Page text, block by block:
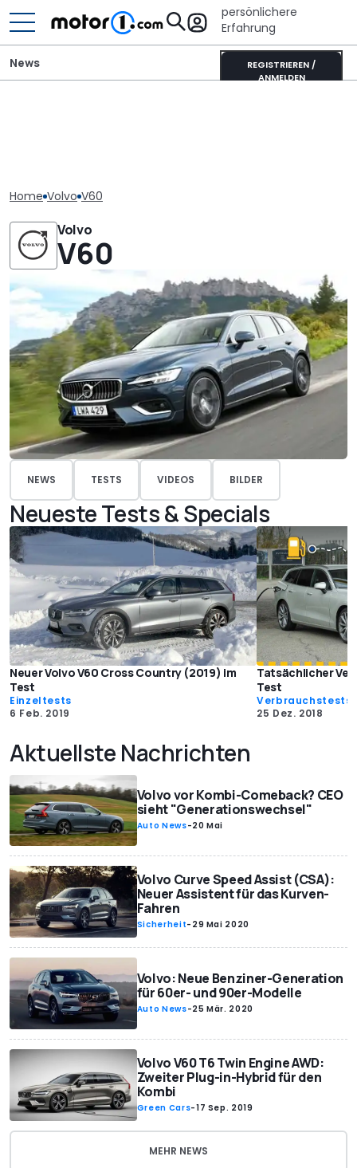
persönlichere
Erfahrung
REGISTRIEREN /
ANMELDEN
News
Home Volvo V60
Volvo
V60
NEWS TESTS VIDEOS BILDER
Neueste Tests & Specials
Neuer Volvo V60 Cross Country (2019) im
Test
Einzeltests
6 Feb. 2019
Tatsächlicher
Test
Verbrauchstests
25 Dez. 2018
Aktuellste Nachrichten
Volvo vor Kombi-Comeback? CEO
sieht "Generationswechsel"
Auto News-20 Mai
Volvo Curve Speed Assist (CSA):
Neuer Assistent für das Kurven-
Fahren
Sicherheit- 29 Mai 2020
Volvo: Neue Benziner-Generation
für 60er- und 90er-Modelle
Auto News-25 Mär. 2020
Volvo V60 T6 Twin Engine AWD:
Zweiter Plug-in-Hybrid für den
Kombi
Green Cars-17 Sep. 2019
MEHR NEWS